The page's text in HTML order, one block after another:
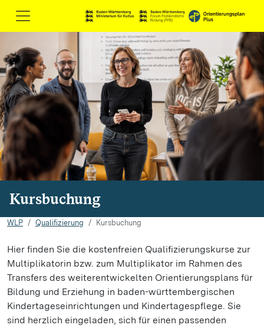
Kursbuchung
WLP Qualifizierung Kursbuchung
Hier finden Sie die kostenfreien Qualifizierungskurse zur
Multiplikatorin bzw. zum Multiplikator im Rahmen des
Transfers des weiterentwickelten Orientierungsplans für
Bildung und Erziehung in baden-württembergischen
Kindertageseinrichtungen und Kindertagespflege. Sie
sind herzlich eingeladen, sich für einen passenden